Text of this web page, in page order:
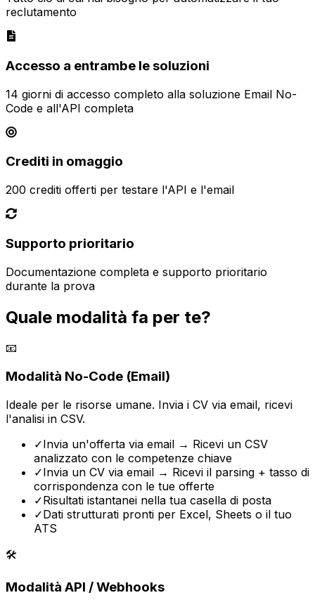
reclutamento
Accesso a entrambe le soluzioni
14 giorni di accesso completo alla soluzione Email No-
Code e all'API completa
Crediti in omaggio
200 crediti offerti per testare l'API e l'email
Supporto prioritario
Documentazione completa e supporto prioritario
durante la prova
Quale modalità fa per te?
📧
Modalità No-Code (Email)
Ideale per le risorse umane. Invia i CV via email, ricevi
l'analisi in CSV.
✓Invia un'offerta via email → Ricevi un CSV
analizzato con le competenze chiave
✓Invia un CV via email → Ricevi il parsing + tasso di
corrispondenza con le tue offerte
✓Risultati istantanei nella tua casella di posta
✓Dati strutturati pronti per Excel, Sheets o il tuo
ATS
🛠️
Modalità API / Webhooks